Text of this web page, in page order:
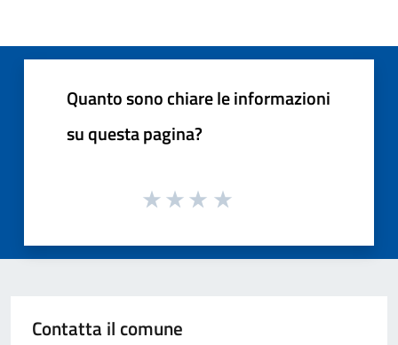
Quanto sono chiare le informazioni
su questa pagina?
Contatta il comune